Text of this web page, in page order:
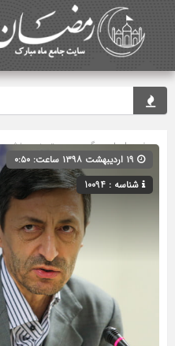
صفحه اصلی» گروه » دسته‌بندی نشده
شناسه : 10094